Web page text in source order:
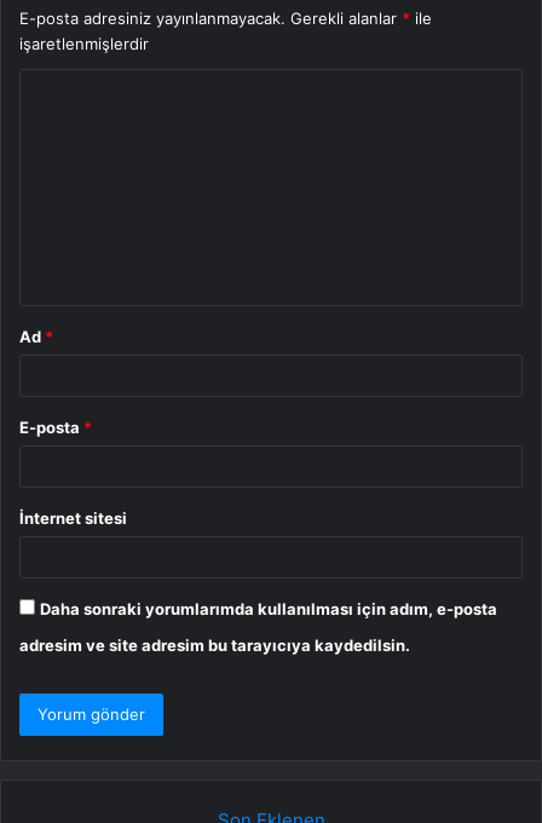
E-posta adresiniz yayınlanmayacak. Gerekli alanlar * ile
işaretlenmişlerdir
Ad *
E-posta *
İnternet sitesi
Daha sonraki yorumlarımda kullanılması için adım, e-posta
adresim ve site adresim bu tarayıcıya kaydedilsin.